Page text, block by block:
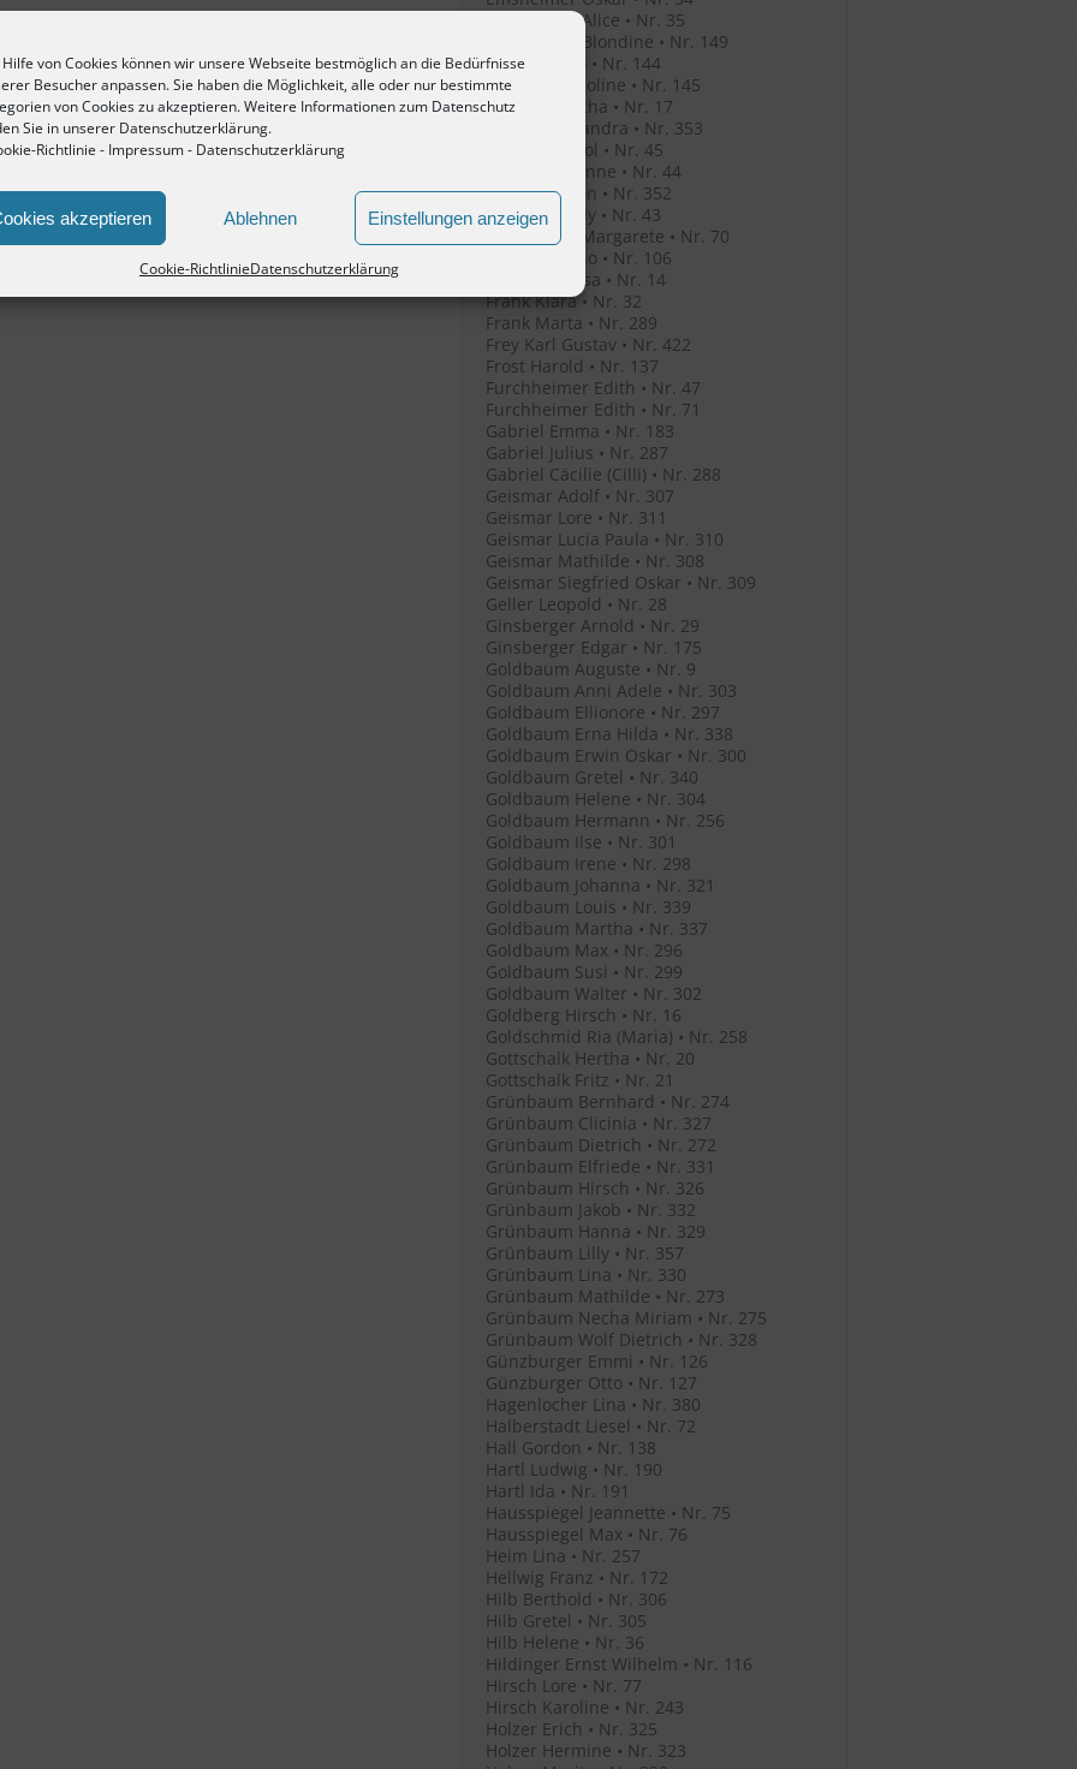
von Cookies können wir unsere Webseite bestmöglich an die Bedürfnisse
Besucher anpassen. Sie haben die Möglichkeit, alle oder nur bestimmte
von Cookies zu akzeptieren. Weitere Informationen zum Datenschutz
Sie in unserer Datenschutzerklärung.
Richtlinie - Impressum- Datenschutzerklärung
akzeptieren Ablehnen Einstellungen anzeigen
Cookie-RichtlinieDatenschutzerklärung
Emsheimer Alice • Nr. 35
Emsheimer Blondine • Nr. 149
Erlanger Leo • Nr. 144
Erlanger Karoline • Nr. 145
Fetterer Bertha • Nr. 17
Filenko Alexandra • Nr. 353
Filenko Anatol • Nr. 45
Filenko Jeleanne • Nr. 44
Filenko Simon • Nr. 352
Filenko Witaly • Nr. 43
Fischer Eva Margarete • Nr. 70
Fischer Bruno • Nr. 106
Fleischer Rosa • Nr. 14
Frank Klara • Nr. 32
Frank Marta • Nr. 289
Frey Karl Gustav • Nr. 422
Frost Harold • Nr. 137
Furchheimer Edith • Nr. 47
Furchheimer Edith • Nr. 71
Gabriel Emma • Nr. 183
Gabriel Julius • Nr. 287
Gabriel Cäcilie (Cilli) • Nr. 288
Geismar Adolf • Nr. 307
Geismar Lore • Nr. 311
Geismar Lucia Paula • Nr. 310
Geismar Mathilde • Nr. 308
Geismar Siegfried Oskar • Nr. 309
Geller Leopold • Nr. 28
Ginsberger Arnold • Nr. 29
Ginsberger Edgar • Nr. 175
Goldbaum Auguste • Nr. 9
Goldbaum Anni Adele • Nr. 303
Goldbaum Ellionore • Nr. 297
Goldbaum Erna Hilda • Nr. 338
Goldbaum Erwin Oskar • Nr. 300
Goldbaum Gretel • Nr. 340
Goldbaum Helene • Nr. 304
Goldbaum Hermann • Nr. 256
Goldbaum Ilse • Nr. 301
Goldbaum Irene • Nr. 298
Goldbaum Johanna • Nr. 321
Goldbaum Louis • Nr. 339
Goldbaum Martha • Nr. 337
Goldbaum Max • Nr. 296
Goldbaum Susi • Nr. 299
Goldbaum Walter • Nr. 302
Goldberg Hirsch • Nr. 16
Goldschmid Ria (Maria) • Nr. 258
Gottschalk Hertha • Nr. 20
Gottschalk Fritz • Nr. 21
Grünbaum Bernhard • Nr. 274
Grünbaum Clicinia • Nr. 327
Grünbaum Dietrich • Nr. 272
Grünbaum Elfriede • Nr. 331
Grünbaum Hirsch • Nr. 326
Grünbaum Jakob • Nr. 332
Grünbaum Hanna • Nr. 329
Grünbaum Lilly • Nr. 357
Grünbaum Lina • Nr. 330
Grünbaum Mathilde • Nr. 273
Grünbaum Necha Miriam • Nr. 275
Grünbaum Wolf Dietrich • Nr. 328
Günzburger Emmi • Nr. 126
Günzburger Otto • Nr. 127
Hagenlocher Lina • Nr. 380
Halberstadt Liesel • Nr. 72
Hall Gordon • Nr. 138
Hartl Ludwig • Nr. 190
Hartl Ida • Nr. 191
Hausspiegel Jeannette • Nr. 75
Hausspiegel Max • Nr. 76
Heim Lina • Nr. 257
Hellwig Franz • Nr. 172
Hilb Berthold • Nr. 306
Hilb Gretel • Nr. 305
Hilb Helene • Nr. 36
Hildinger Ernst Wilhelm • Nr. 116
Hirsch Lore • Nr. 77
Hirsch Karoline • Nr. 243
Holzer Erich • Nr. 325
Holzer Hermine • Nr. 323